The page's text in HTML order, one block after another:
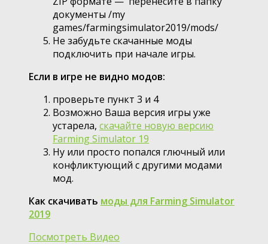
документы /my
games/farmingsimulator2019/mods/
Не забудьте скачанные моды
подключить при начале игры.
Если в игре не видно модов:
проверьте пункт 3 и 4
Возможно Ваша версия игры уже
устарела, скачайте новую версию
Farming Simulator 19
Ну или просто попался глючный или
конфликтующий с другими модами
мод.
Как скачивать моды для Farming Simulator
2019
Посмотреть Видео